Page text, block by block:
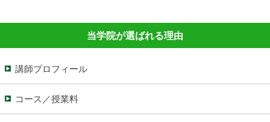
当学院が選ばれる理由
講師プロフィール
コース／授業料